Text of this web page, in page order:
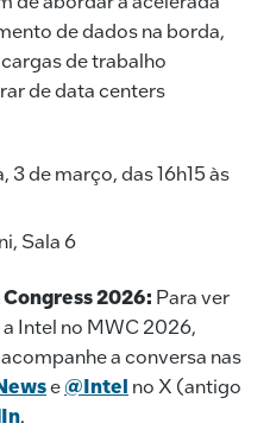
de dados na borda,
de trabalho
de data centers
3 de março, das 16h15 às
Sala 6
2026: Para ver
Intel no MWC 2026,
a conversa nas
e@Intel no X (antigo
.